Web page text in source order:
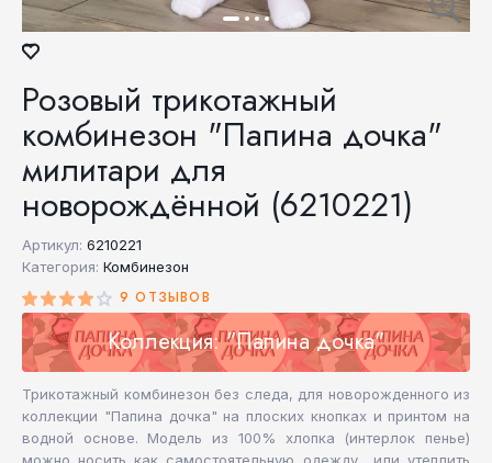
Розовый трикотажный
комбинезон "Папина дочка"
милитари для
новорождённой (6210221)
Артикул: 6210221
Категория: Комбинезон
9 ОТЗЫВОВ
Коллекция: "Папина дочка"
Трикотажный комбинезон без следа, для новорожденного из
коллекции "Папина дочка" на плоских кнопках и принтом на
водной основе. Модель из 100% хлопка (интерлок пенье)